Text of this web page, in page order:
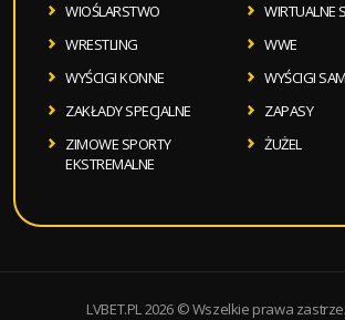
WIOŚLARSTWO
WIRTUALNE
WRESTLING
WWE
WYŚCIGI KONNE
WYŚCIGI
ZAKŁADY SPECJALNE
ZAPASY
ZIMOWE SPORTY
EKSTREMALNE
ŻUŻEL
LVBET.PL 2026 © Wszelkie prawa